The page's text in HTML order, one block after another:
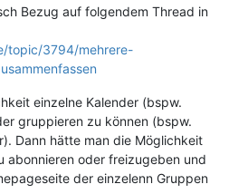
Bezug auf folgendem Thread in
topic/3794/mehrere-
einzelne Kalender (bspw.
gruppieren zu können (bspw.
Dann hätte man die Möglichkeit
abonnieren oder freizugeben und
der einzelenn Gruppen